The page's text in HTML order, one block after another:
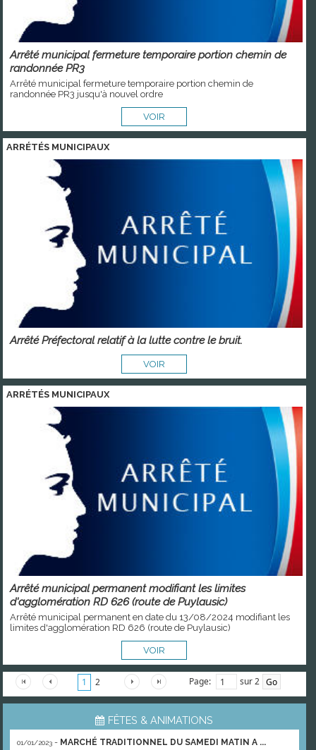
Arrêté municipal fermeture temporaire portion chemin de
randonnée PR3
Arrêté municipal fermeture temporaire portion chemin de
randonnée PR3 jusqu'à nouvel ordre
VOIR
ARRÉTÉS MUNICIPAUX
Arrêté Préfectoral relatif à la lutte contre le bruit.
VOIR
ARRÉTÉS MUNICIPAUX
Arrêté municipal permanent modifiant les limites
d'agglomération RD 626 (route de Puylausic)
Arrêté municipal permanent en date du 13/08/2024 modifiant les
limites d'agglomération RD 626 (route de Puylausic)
VOIR
1 2 Page: sur 2
FÊTES & ANIMATIONS
01/01/2023 - MARCHÉ TRADITIONNEL DU SAMEDI MATIN A ...